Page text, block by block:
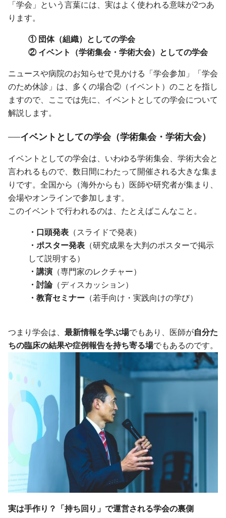
「学会」という言葉には、実はよく使われる意味が2つあ
ります。
① 団体（組織）としての学会
② イベント（学術集会・学術大会）としての学会
ニュースや病院のお知らせで見かける「学会参加」「学会
のため休診」は、多くの場合②（イベント）のことを指し
ますので、ここでは先に、イベントとしての学会について
解説します。
イベントとしての学会（学術集会・学術大会）
イベントとしての学会は、いわゆる学術集会、学術大会と
言われるもので、数日間にわたって開催される大きな集ま
りです。全国から（海外からも）医師や研究者が集まり、
会場やオンラインで参加します。
このイベントで行われるのは、たとえばこんなこと。
・口頭発表 （スライドで発表）
・ポスター発表 （研究成果を大判のポスターで掲示
して説明する）
・講演 （専門家のレクチャー）
・討論（ディスカッション）
・教育セミナー （若手向け・実践向けの学び）
つまり学会は、 最新情報を学ぶ場でもあり、医師が自分た
ちの臨床の結果や症例報告を持ち寄る場でもあるのです。
実は手作り？「持ち回り」で運営される学会の裏側